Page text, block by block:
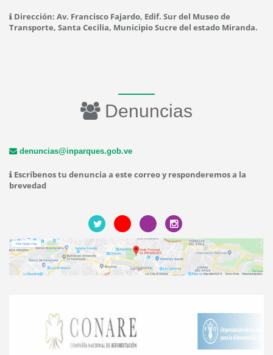
Dirección: Av. Francisco Fajardo, Edif. Sur del Museo de
Transporte, Santa Cecilia, Municipio Sucre del estado Miranda.
Denuncias
denuncias@inparques.gob.ve
Escríbenos tu denuncia a este correo y responderemos a la
brevedad